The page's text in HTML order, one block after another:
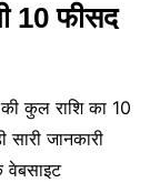
10 फीसद
कुल राशि का 10
जानकारी
वेबसाइट